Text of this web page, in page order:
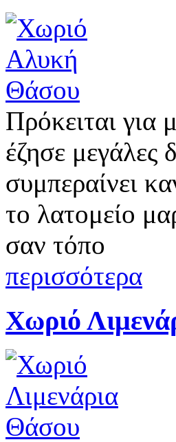
Πρόκειται για
έζησε μεγάλες
συμπεραίνει
το λατομείο
σαν τόπο
περισσότερα
Χωριό